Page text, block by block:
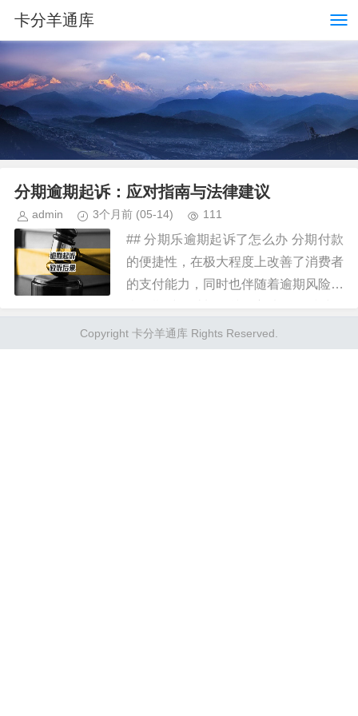
卡分羊通库
分期逾期起诉：应对指南与法律建议
admin 3个月前 (05-14) 111
## 分期乐逾期起诉了怎么办 分期付款
的便捷性，在极大程度上改善了消费者
的支付能力，同时也伴随着逾期风险。
面对的挑战远不止单单的欠款问题。起
诉不仅仅是债务追讨的手段，...
Copyright 卡分羊通库 Rights Reserved.